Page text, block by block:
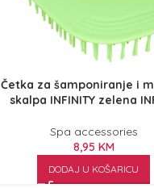
Četka za šamponiranje i
skalpa INFINITY zelena
Spa accessories
8,95 KM
DODAJ U KOŠARICU